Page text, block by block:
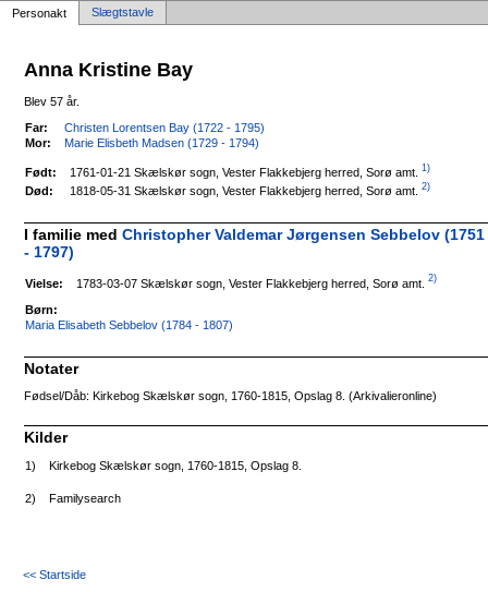
Personakt Slægtstavle
Anna Kristine Bay
Blev 57 år.
Far:
Christen Lorentsen Bay (1722 - 1795)
Mor:
Marie Elisbeth Madsen (1729 - 1794)
Født: 1761-01-21 Skælskør sogn, Vester Flakkebjerg herred, Sorø amt. 1)
Død: 1818-05-31 Skælskør sogn, Vester Flakkebjerg herred, Sorø amt. 2)
I familie medChristopher Valdemar Jørgensen Sebbelov (1751
- 1797)
Vielse: 1783-03-07 Skælskør sogn, Vester Flakkebjerg herred, Sorø amt. 2)
Børn:
Maria Elisabeth Sebbelov (1784 - 1807)
Notater
Fødsel/Dåb: Kirkebog Skælskør sogn, 1760-1815, Opslag 8. (Arkivalieronline)
Kilder
1) Kirkebog Skælskør sogn, 1760-1815, Opslag 8.
2) Familysearch
<< Startside